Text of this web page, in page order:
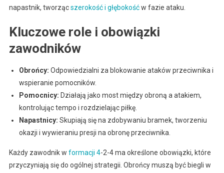
napastnik, tworzącszerokość i głębokośćw fazie ataku.
Kluczowe role i obowiązki
zawodników
Obrońcy: Odpowiedzialni za blokowanie ataków przeciwnika i
wspieranie pomocników.
Pomocnicy: Działają jako most między obroną a atakiem,
kontrolując tempo i rozdzielając piłkę.
Napastnicy: Skupiają się na zdobywaniu bramek, tworzeniu
okazji i wywieraniu presji na obronę przeciwnika.
Każdy zawodnik w formacji 4-2-4 ma określone obowiązki, które
przyczyniają się do ogólnej strategii. Obrońcy muszą być biegli w